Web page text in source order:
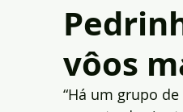
vôos
“Há um grupo